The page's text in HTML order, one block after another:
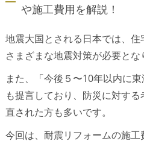
や施工費用を解説！
地震大国とされる日本では、
さまざまな地震対策が必要とな
また、「今後５〜10年以内に
も提言しており、防災に対す
直された方も多いです。
今回は、耐震リフォームの施